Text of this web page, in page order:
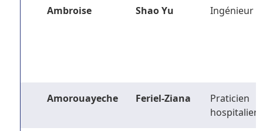
Ambroise Shao Yu Ingénieur
Amorouayeche Feriel-Ziana
Praticien
hospitalier